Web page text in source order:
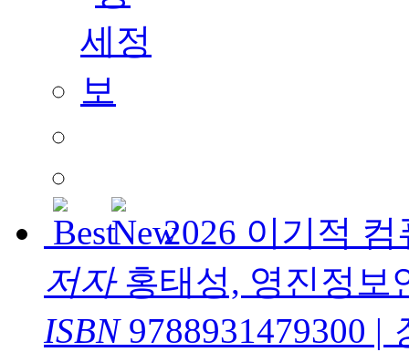
2026 이기적
저자홍태성, 영진정보
ISBN9788931479300 |